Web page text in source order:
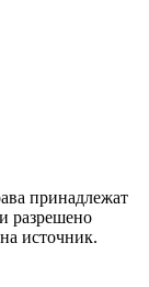
принадлежат
разрешено
источник.